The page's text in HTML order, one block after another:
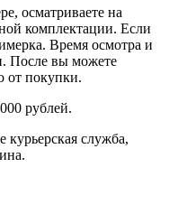
осматриваете на
комплектации. Если
Время осмотра и
После вы можете
от покупки.
рублей.
курьерская служба,